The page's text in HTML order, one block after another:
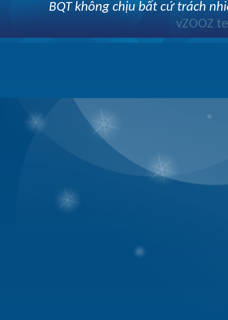
BQT không chịu bất cứ trách
vZOOZ